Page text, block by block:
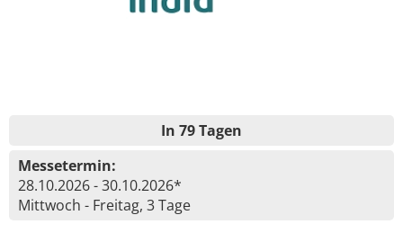
In 79 Tagen
Messetermin:
28.10.2026 - 30.10.2026*
Mittwoch - Freitag, 3 Tage